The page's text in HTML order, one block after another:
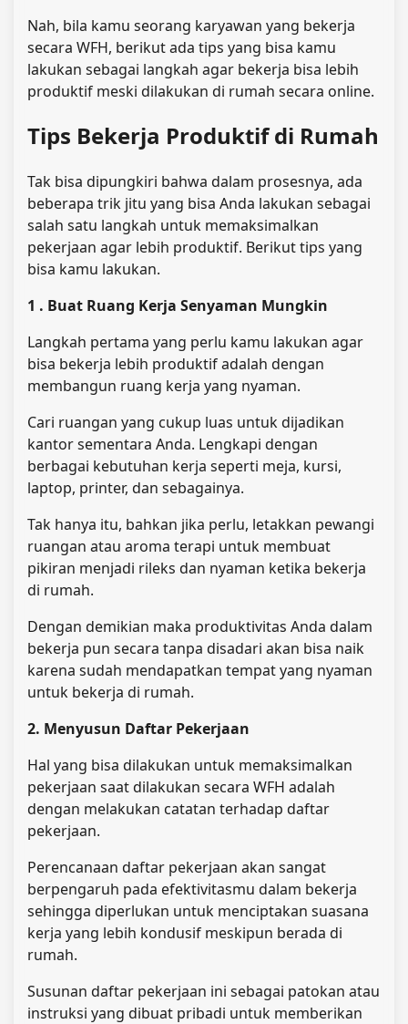
Nah, bila kamu seorang karyawan yang bekerja
secara WFH, berikut ada tips yang bisa kamu
lakukan sebagai langkah agar bekerja bisa lebih
produktif meski dilakukan di rumah secara online.
Tips Bekerja Produktif di Rumah
Tak bisa dipungkiri bahwa dalam prosesnya, ada
beberapa trik jitu yang bisa Anda lakukan sebagai
salah satu langkah untuk memaksimalkan
pekerjaan agar lebih produktif. Berikut tips yang
bisa kamu lakukan.
1 . Buat Ruang Kerja Senyaman Mungkin
Langkah pertama yang perlu kamu lakukan agar
bisa bekerja lebih produktif adalah dengan
membangun ruang kerja yang nyaman.
Cari ruangan yang cukup luas untuk dijadikan
kantor sementara Anda. Lengkapi dengan
berbagai kebutuhan kerja seperti meja, kursi,
laptop, printer, dan sebagainya.
Tak hanya itu, bahkan jika perlu, letakkan pewangi
ruangan atau aroma terapi untuk membuat
pikiran menjadi rileks dan nyaman ketika bekerja
di rumah.
Dengan demikian maka produktivitas Anda dalam
bekerja pun secara tanpa disadari akan bisa naik
karena sudah mendapatkan tempat yang nyaman
untuk bekerja di rumah.
2. Menyusun Daftar Pekerjaan
Hal yang bisa dilakukan untuk memaksimalkan
pekerjaan saat dilakukan secara WFH adalah
dengan melakukan catatan terhadap daftar
pekerjaan.
Perencanaan daftar pekerjaan akan sangat
berpengaruh pada efektivitasmu dalam bekerja
sehingga diperlukan untuk menciptakan suasana
kerja yang lebih kondusif meskipun berada di
rumah.
Susunan daftar pekerjaan ini sebagai patokan atau
instruksi yang dibuat pribadi untuk memberikan